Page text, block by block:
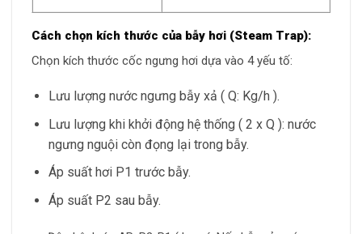
Cách chọn kích thước của bẫy hơi (Steam Trap):
Chọn kích thước cốc ngưng hơi dựa vào 4 yếu tố:
Lưu lượng nước ngưng bẫy xả ( Q: Kg/h ).
Lưu lượng khi khởi động hệ thống ( 2 x Q ): nước
ngưng nguội còn đọng lại trong bẫy.
Áp suất hơi P1 trước bẫy.
Áp suất P2 sau bẫy.